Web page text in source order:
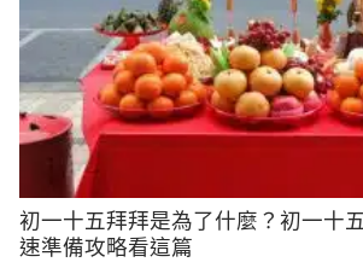
初一十五拜拜是為了什麼？初一十
速準備攻略看這篇